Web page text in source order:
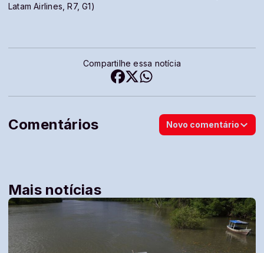
Latam Airlines, R7, G1)
Compartilhe essa notícia
Comentários Novo comentário
Mais notícias